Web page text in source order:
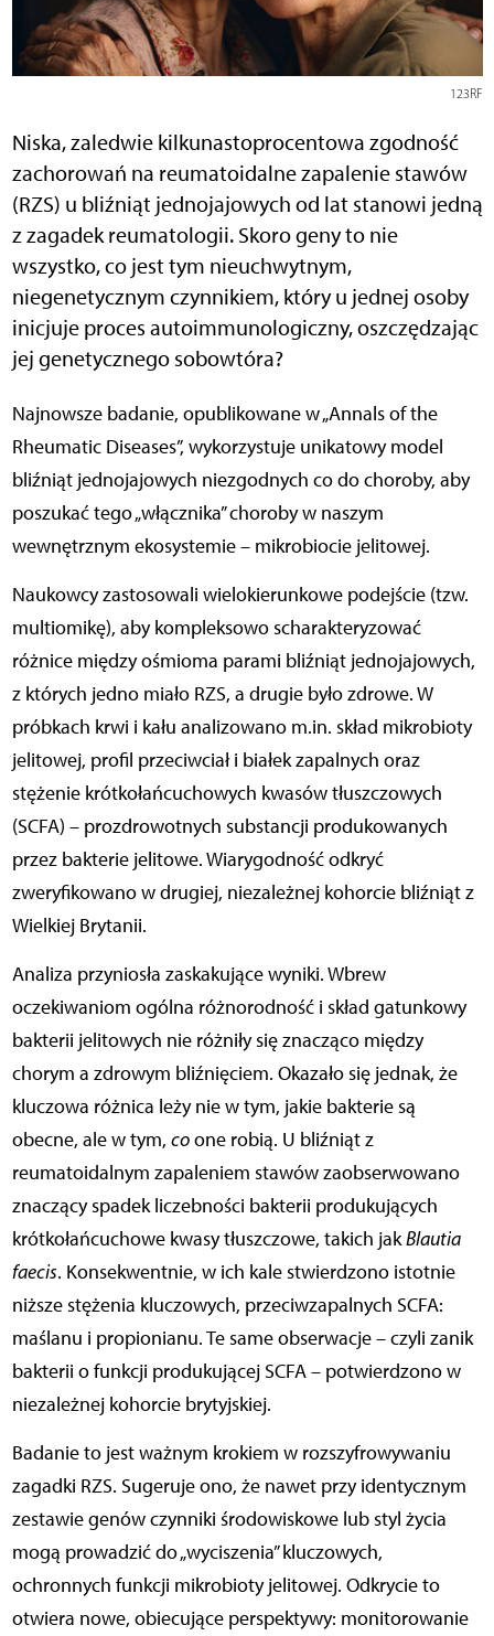
123RF
Niska, zaledwie kilkunastoprocentowa zgodność
zachorowań na reumatoidalne zapalenie stawów
(RZS) u bliźniąt jednojajowych od lat stanowi jedną
z zagadek reumatologii. Skoro geny to nie
wszystko, co jest tym nieuchwytnym,
niegenetycznym czynnikiem, który u jednej osoby
inicjuje proces autoimmunologiczny, oszczędzając
jej genetycznego sobowtóra?
Najnowsze badanie, opublikowane w „Annals of the
Rheumatic Diseases”, wykorzystuje unikatowy model
bliźniąt jednojajowych niezgodnych co do choroby, aby
poszukać tego „włącznika” choroby w naszym
wewnętrznym ekosystemie – mikrobiocie jelitowej.
Naukowcy zastosowali wielokierunkowe podejście (tzw.
multiomikę), aby kompleksowo scharakteryzować
różnice między ośmioma parami bliźniąt jednojajowych,
z których jedno miało RZS, a drugie było zdrowe. W
próbkach krwi i kału analizowano m.in. skład mikrobioty
jelitowej, profil przeciwciał i białek zapalnych oraz
stężenie krótkołańcuchowych kwasów tłuszczowych
(SCFA) – prozdrowotnych substancji produkowanych
przez bakterie jelitowe. Wiarygodność odkryć
zweryfikowano w drugiej, niezależnej kohorcie bliźniąt z
Wielkiej Brytanii.
Analiza przyniosła zaskakujące wyniki. Wbrew
oczekiwaniom ogólna różnorodność i skład gatunkowy
bakterii jelitowych nie różniły się znacząco między
chorym a zdrowym bliźnięciem. Okazało się jednak, że
kluczowa różnica leży nie w tym, jakie bakterie są
obecne, ale w tym, coone robią. U bliźniąt z
reumatoidalnym zapaleniem stawów zaobserwowano
znaczący spadek liczebności bakterii produkujących
krótkołańcuchowe kwasy tłuszczowe, takich jakBlautia
faecis. Konsekwentnie, w ich kale stwierdzono istotnie
niższe stężenia kluczowych, przeciwzapalnych SCFA:
maślanu i propionianu. Te same obserwacje – czyli zanik
bakterii o funkcji produkującej SCFA – potwierdzono w
niezależnej kohorcie brytyjskiej.
Badanie to jest ważnym krokiem w rozszyfrowywaniu
zagadki RZS. Sugeruje ono, że nawet przy identycznym
zestawie genów czynniki środowiskowe lub styl życia
mogą prowadzić do „wyciszenia” kluczowych,
ochronnych funkcji mikrobioty jelitowej. Odkrycie to
otwiera nowe, obiecujące perspektywy: monitorowanie